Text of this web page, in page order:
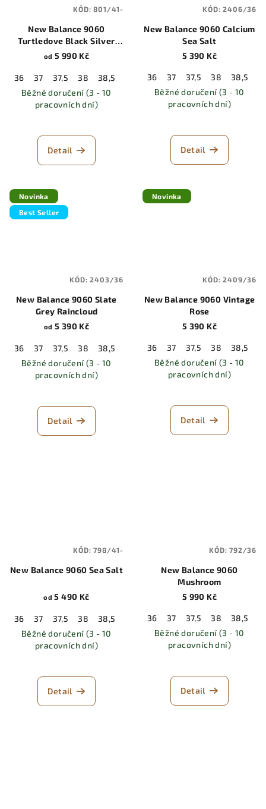
New Balance 9060
Turtledove Black Silver
Metallic
od 5 990 Kč
36 37 37,5 38 38,5 40 40,5 41,5 42
42,5
Běžné doručení (3 - 10
pracovních dní)
Detail
KÓD:801/41-
New Balance 9060 Calcium
Sea Salt
5 390 Kč
36 37 37,5 38 38,5
Běžné doručení (3 - 10
pracovních dní)
Detail
KÓD:2406/36
Novinka
Best Seller
New Balance 9060 Slate
Grey Raincloud
od 5 390 Kč
36 37 37,5 38 38,5 40 40,5 41,5 42
42,5
Běžné doručení (3 - 10
pracovních dní)
Detail
KÓD:2403/36
Novinka
New Balance 9060 Vintage
Rose
5 390 Kč
36 37 37,5 38 38,5
Běžné doručení (3 - 10
pracovních dní)
Detail
KÓD:2409/36
New Balance 9060 Sea Salt
od 5 490 Kč
36 37 37,5 38 38,5 40 40,5 41,5 42
42,5
Běžné doručení (3 - 10
pracovních dní)
Detail
KÓD:798/41-
New Balance 9060
Mushroom
5 990 Kč
36 37 37,5 38 38,5
Běžné doručení (3 - 10
pracovních dní)
Detail
KÓD:792/36